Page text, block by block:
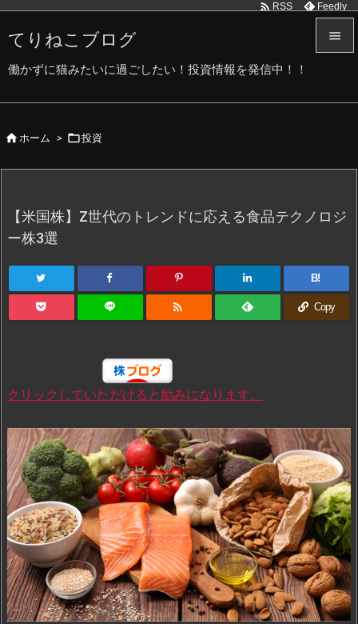
てりねこブログ
働かずに猫みたいに過ごしたい！投資情報を発信中！！

前へ
次へ
 RSS Feedly
ホーム > 投資
【米国株】Z世代のトレンドに応える食品テクノロジ
ー株3選
B!
 Copy
クリックしていただけると励みになります。